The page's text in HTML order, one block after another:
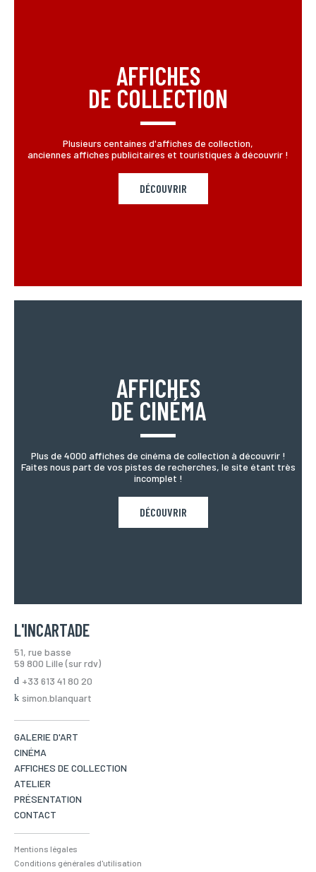
AFFICHES
DE COLLECTION
Plusieurs centaines d'affiches de collection,
anciennes affiches publicitaires et touristiques à découvrir !
DÉCOUVRIR
AFFICHES
DE CINÉMA
Plus de 4000 affiches de cinéma de collection à découvrir !
Faites nous part de vos pistes de recherches, le site étant très
incomplet !
DÉCOUVRIR
L'INCARTADE
51, rue basse
59 800 Lille (sur rdv)
+33 613 41 80 20
simon.blanquart
GALERIE D'ART
CINÉMA
AFFICHES DE COLLECTION
ATELIER
PRÉSENTATION
CONTACT
Mentions légales
Conditions générales d'utilisation